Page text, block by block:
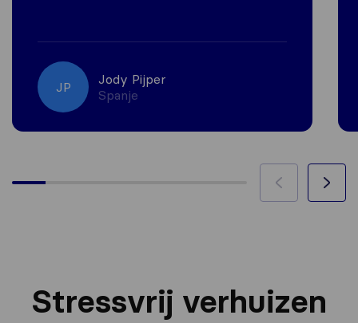
JP
Jody Pijper
Spanje
Stressvrij verhuizen